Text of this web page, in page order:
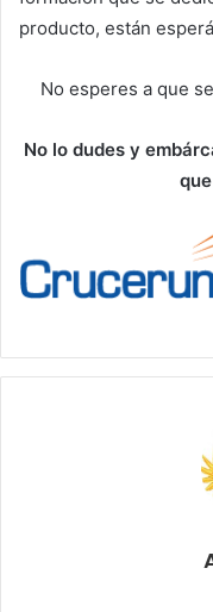
producto, están
No esperes a que
No lo dudes y